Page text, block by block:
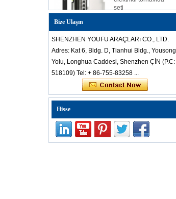
statik-paslanmaz-
çelik-cımbız-set-
mobil-laptop-tamir-
için
Kingsdun 112 1 çok
fonksiyonlu manyetik
profesyonel ev
bilgisayar aracı kiti
Bize Ulaşın
SHENZHEN YOUFU ARAÇLARı CO., LTD.
Adres: Kat 6, Bldg. D, Tianhui Bldg., Yousong
Yolu, Longhua Caddesi, Shenzhen ÇİN (P.C:
518109) Tel: + 86-755-83258 ...
Hisse